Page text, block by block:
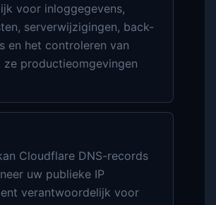
voor inloggegevens,
serverwijzigingen, back-
en het controleren van
productieomgevingen
Cloudflare DNS-records
uw publieke IP
verantwoordelijk voor